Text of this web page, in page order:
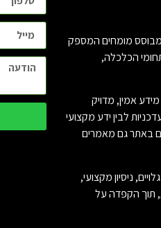
מבוסס מומחים המספק
הכלכלה,
אמין, מדויק
לבין ידע מקצועי
באתר גם מאמרים
ניסיון מקצועי,
תוך הקפדה על